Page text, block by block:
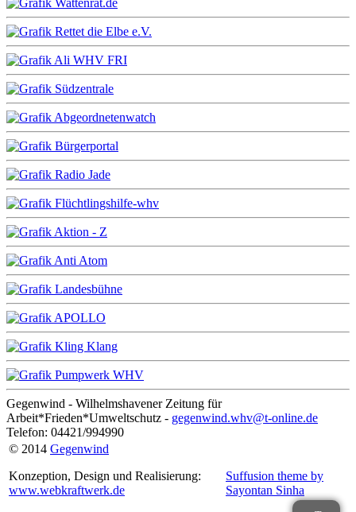
Gegenwind - Wilhelmshavener Zeitung für
Arbeit*Frieden*Umweltschutz - gegenwind.whv@t-online.de
Telefon: 04421/994990
© 2014 Gegenwind
Konzeption, Design und Realisierung:
www.webkraftwerk.de
Suffusion theme by
Sayontan Sinha